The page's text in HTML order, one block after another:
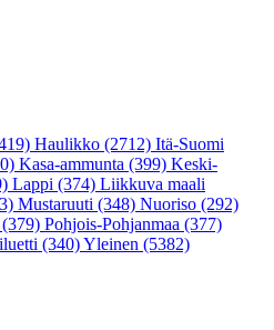
Haulikko (2712) Itä-Suomi
Kasa-ammunta (399) Keski-
Lappi (374) Liikkuva maali
Mustaruuti (348) Nuoriso (292)
(379) Pohjois-Pohjanmaa (377)
(340)Yleinen (5382)